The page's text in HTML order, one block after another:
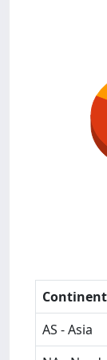
AS - Asia